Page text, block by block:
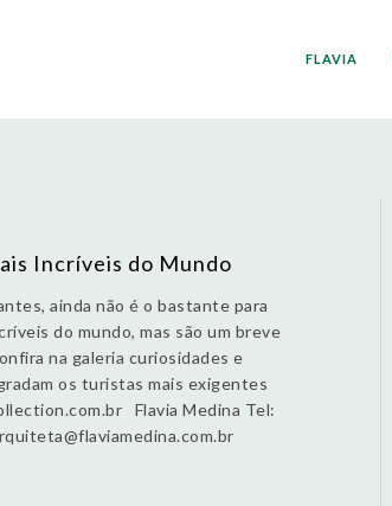
FLAVIA
Incríveis do Mundo
ainda não é o bastante para
do mundo, mas são um breve
na galeria curiosidades e
os turistas mais exigentes
Flavia Medina Tel: